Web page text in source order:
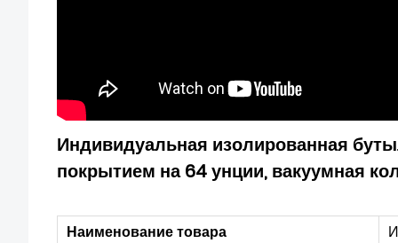
Индивидуальная изолированная
покрытием на 64 унции, вакуумная
Наименование товара